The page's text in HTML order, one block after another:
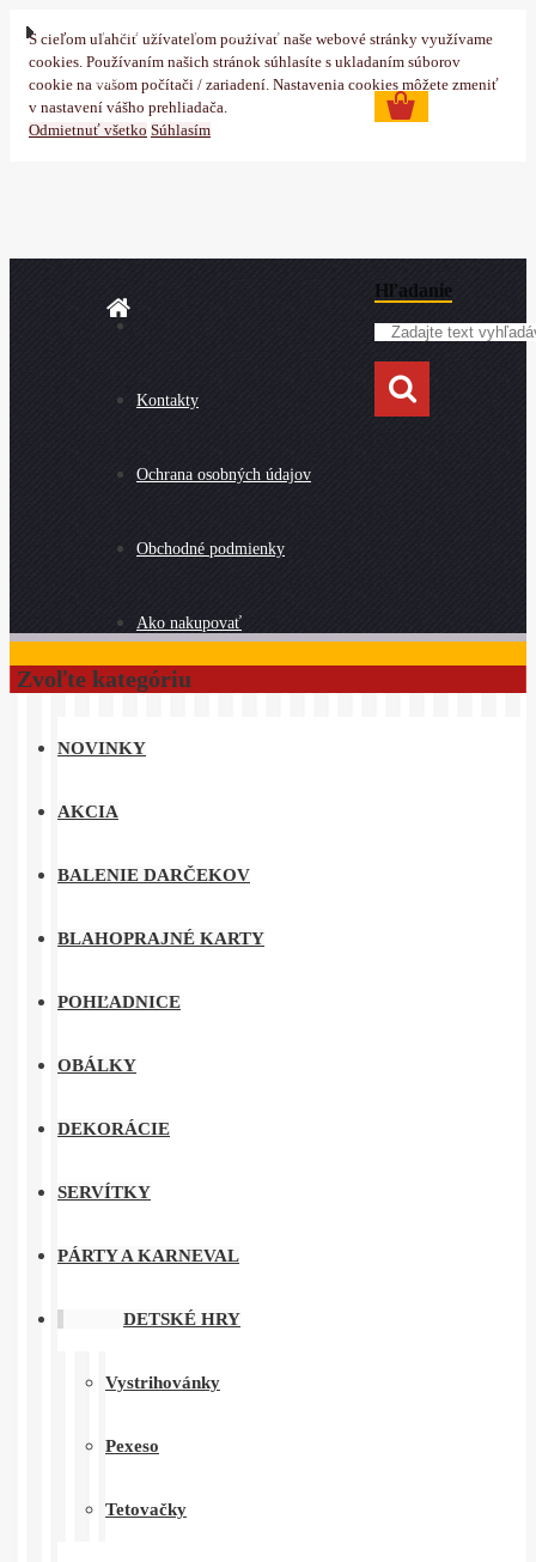
S cieľom uľahčiť užívateľom používať naše webové stránky využívame
cookies. Používaním našich stránok súhlasíte s ukladaním súborov
cookie na vašom počítači / zariadení. Nastavenia cookies môžete zmeniť
v nastavení vášho prehliadača.
Odmietnuť všetko Súhlasím
Kontakty
Ochrana osobných údajov
Obchodné podmienky
Ako nakupovať
Hľadanie
Prihlásenie Nová registrácia
0 ks
Zvoľte kategóriu
NOVINKY
AKCIA
BALENIE DARČEKOV
BLAHOPRAJNÉ KARTY
POHĽADNICE
OBÁLKY
DEKORÁCIE
SERVÍTKY
PÁRTY A KARNEVAL
DETSKÉ HRY
Vystrihovánky
Pexeso
Tetovačky